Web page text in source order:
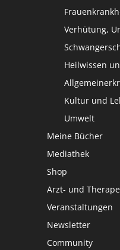
Verhütung,
Heilwissen
Kultur und
Umwelt
Meine Bücher
Mediathek
Shop
Arzt- und
Veranstaltungen
Newsletter
Community